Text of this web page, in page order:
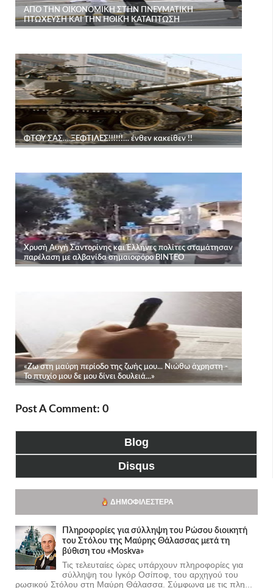
Post A Comment: 0
Blog
Disqus
ΔΗΜΟΦΙΛΈΣΤΕΡΑ
Πληροφορίες για σύλληψη του Ρώσου διοικητή
του Στόλου της Mαύρης Θάλασσας μετά τη
βύθιση του «Moskva»
Τις τελευταίες ώρες υπάρχουν πληροφορίες για
σύλληψη του Ιγκόρ Οσίποφ, του αρχηγού του
ρωσικού Στόλου στη Μαύρη Θάλασσα. Σύμφωνα με τις πλη...